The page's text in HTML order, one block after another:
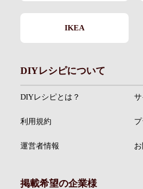
IKEA
DIYレシピについて
DIYレシピとは？
利用規約
運営者情報
掲載希望の企業様